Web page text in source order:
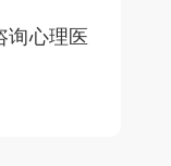
询心理医